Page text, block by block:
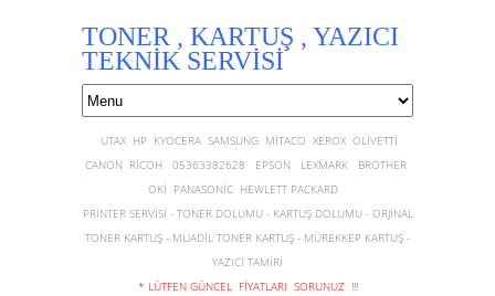
TONER , KARTUŞ , YAZICI
TEKNİK SERVİSİ
UTAX HP KYOCERA SAMSUNG MİTACO XEROX OLİVETTİ
CANON RİCOH 05363382628 EPSON LEXMARK BROTHER
OKİ PANASONİC HEWLETT PACKARD
PRİNTER SERVİSİ - TONER DOLUMU - KARTUŞ DOLUMU - ORJİNAL
TONER KARTUŞ - MUADİL TONER KARTUŞ - MÜREKKEP KARTUŞ -
YAZICI TAMİRİ
* LÜTFEN GÜNCEL FİYATLARI SORUNUZ !!!